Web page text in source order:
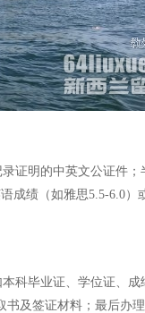
明的中英文公证件
绩（如雅思5.5-6.0
科毕业证、学位证、
及签证材料；最后办